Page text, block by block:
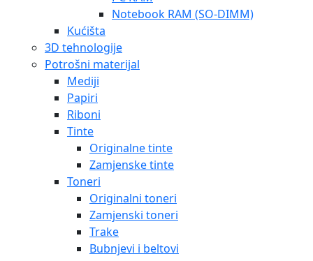
Notebook RAM (SO-DIMM)
Kućišta
3D tehnologije
Potrošni materijal
Mediji
Papiri
Riboni
Tinte
Originalne tinte
Zamjenske tinte
Toneri
Originalni toneri
Zamjenski toneri
Trake
Bubnjevi i beltovi